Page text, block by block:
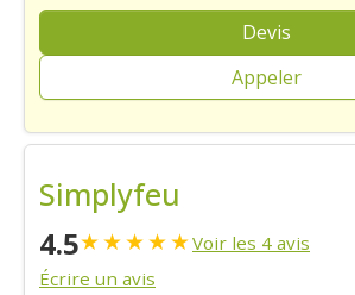
Devis
Appeler
Simplyfeu
4.5★★★★★Voir les 4 avis
Écrire un avis